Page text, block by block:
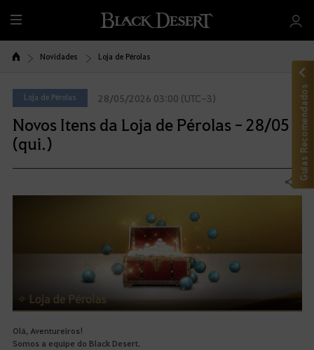
T
u
d
Novidades Loja de Pérolas
Loja de Pérolas 28/05/2026 03:00 (UTC-3)
Novos Itens da Loja de Pérolas - 28/05
(qui.)
Compartilhar
Olá, Aventureiros!
Somos a equipe do Black Desert.
Guias Recomendados